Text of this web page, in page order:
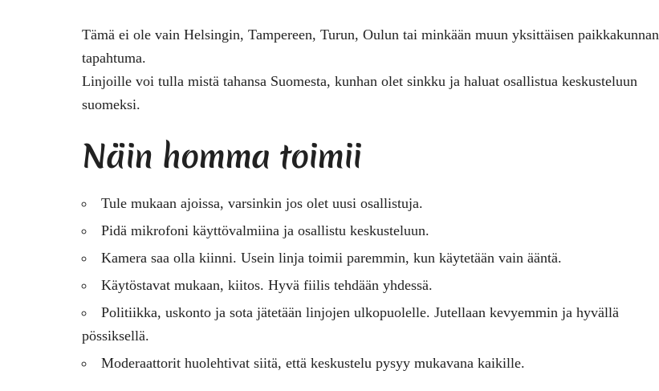
Tämä ei ole vain Helsingin, Tampereen, Turun, Oulun tai minkään muun yksittäisen paikkakunnan
tapahtuma.
Linjoille voi tulla mistä tahansa Suomesta, kunhan olet sinkku ja haluat osallistua keskusteluun
suomeksi.
Näin homma toimii
Tule mukaan ajoissa, varsinkin jos olet uusi osallistuja.
Pidä mikrofoni käyttövalmiina ja osallistu keskusteluun.
Kamera saa olla kiinni. Usein linja toimii paremmin, kun käytetään vain ääntä.
Käytöstavat mukaan, kiitos. Hyvä fiilis tehdään yhdessä.
Politiikka, uskonto ja sota jätetään linjojen ulkopuolelle. Jutellaan kevyemmin ja hyvällä
pössiksellä.
Moderaattorit huolehtivat siitä, että keskustelu pysyy mukavana kaikille.